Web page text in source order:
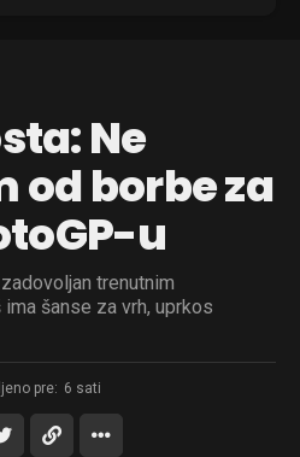
Ne
od borbe za
u
trenutnim
šanse za vrh, uprkos
pre: 6 sati